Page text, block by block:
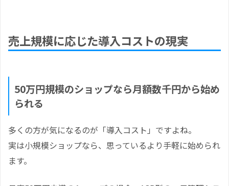
売上規模に応じた導入コストの現実
50万円規模のショップなら月額数千円から始め
られる
多くの方が気になるのが「導入コスト」ですよね。
実は小規模ショップなら、思っているより手軽に始められ
ます。